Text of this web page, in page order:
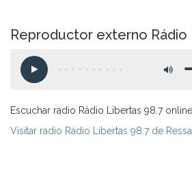
Reproductor externo Rádio
Escuchar radio Rádio Libertas 98.7 online
Visitar radio Rádio Libertas 98.7 de